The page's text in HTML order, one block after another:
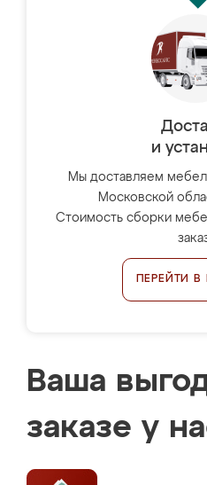
и
Мы доставляем
Московской
Стоимость сборки
ПЕРЕЙТИ В
Ваша
заказе у